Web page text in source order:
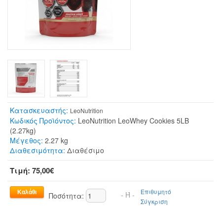
Κατασκευαστής: LeoNutrition
Κωδικός Προϊόντος: LeoNutrition LeoWhey Cookies 5LB
(2.27kg)
Μέγεθος: 2.27 kg
Διαθεσιμότητα: Διαθέσιμο
Τιμή: 75,00€
Ποσότητα: - Ή -
Επιθυμητό
Σύγκριση